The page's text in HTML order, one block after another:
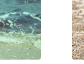
Não